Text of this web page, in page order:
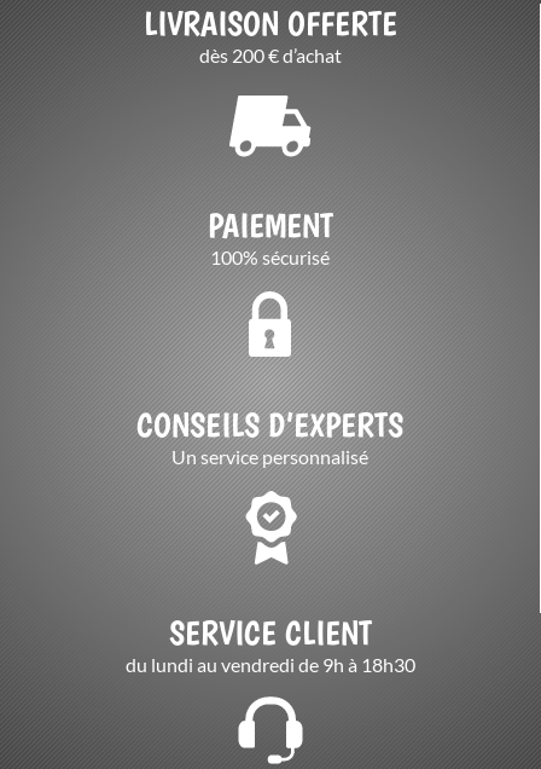
LIVRAISON OFFERTE
dès 200 € d’achat
PAIEMENT
100% sécurisé
CONSEILS D’EXPERTS
Un service personnalisé
SERVICE CLIENT
du lundi au vendredi de 9h à 18h30